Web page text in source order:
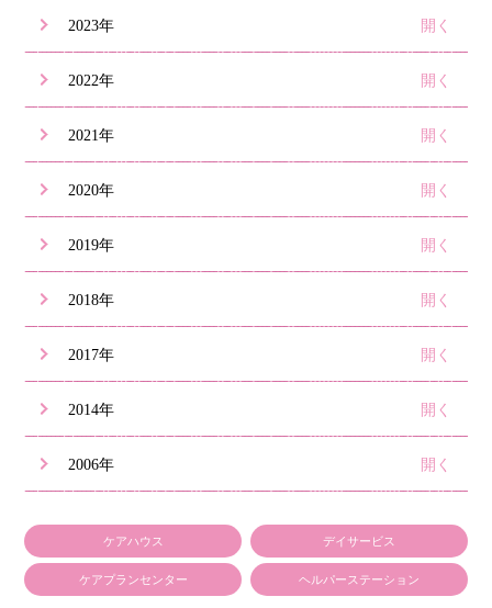
2023年
2022年
2021年
2020年
2019年
2018年
2017年
2014年
2006年
ケアハウス デイサービス
ケアプランセンター ヘルパーステーション